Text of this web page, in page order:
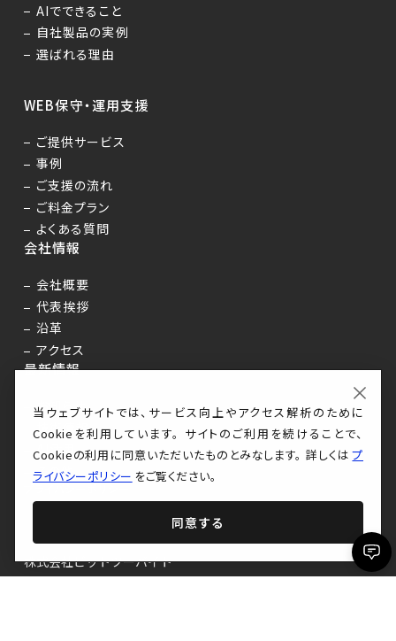
AIでできること
自社製品の実例
選ばれる理由
WEB保守・運用支援
ご提供サービス
事例
ご支援の流れ
ご料金プラン
よくある質問
会社情報
会社概要
代表挨拶
沿革
アクセス
最新情報
お知らせ
技術情報
AI活用
その他
株式会社ビットツーバイト
×
当ウェブサイトでは、サービス向上やアクセス解析のために
Cookieを利用しています。 サイトのご利用を続けることで、
Cookieの利用に同意いただいたものとみなします。 詳しくは プ
ライバシーポリシー をご覧ください。
同意する